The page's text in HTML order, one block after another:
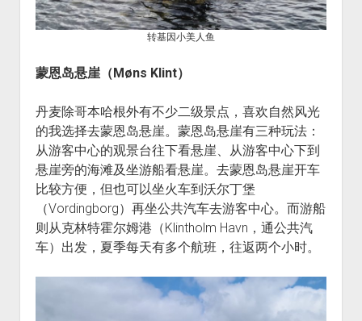
转基因小美人鱼
蒙恩岛悬崖（Møns Klint）
丹麦除哥本哈根外有不少二级景点，喜欢自然风光
的我选择去蒙恩岛悬崖。蒙恩岛悬崖有三种玩法：
从游客中心的观景台往下看悬崖、从游客中心下到
悬崖旁的海滩及坐游船看悬崖。去蒙恩岛悬崖开车
比较方便，但也可以坐火车到沃尔丁堡
（Vordingborg）再坐公共汽车去游客中心。而游船
则从克林特霍尔姆港（Klintholm Havn，通公共汽
车）出发，夏季每天有多个航班，往返两个小时。